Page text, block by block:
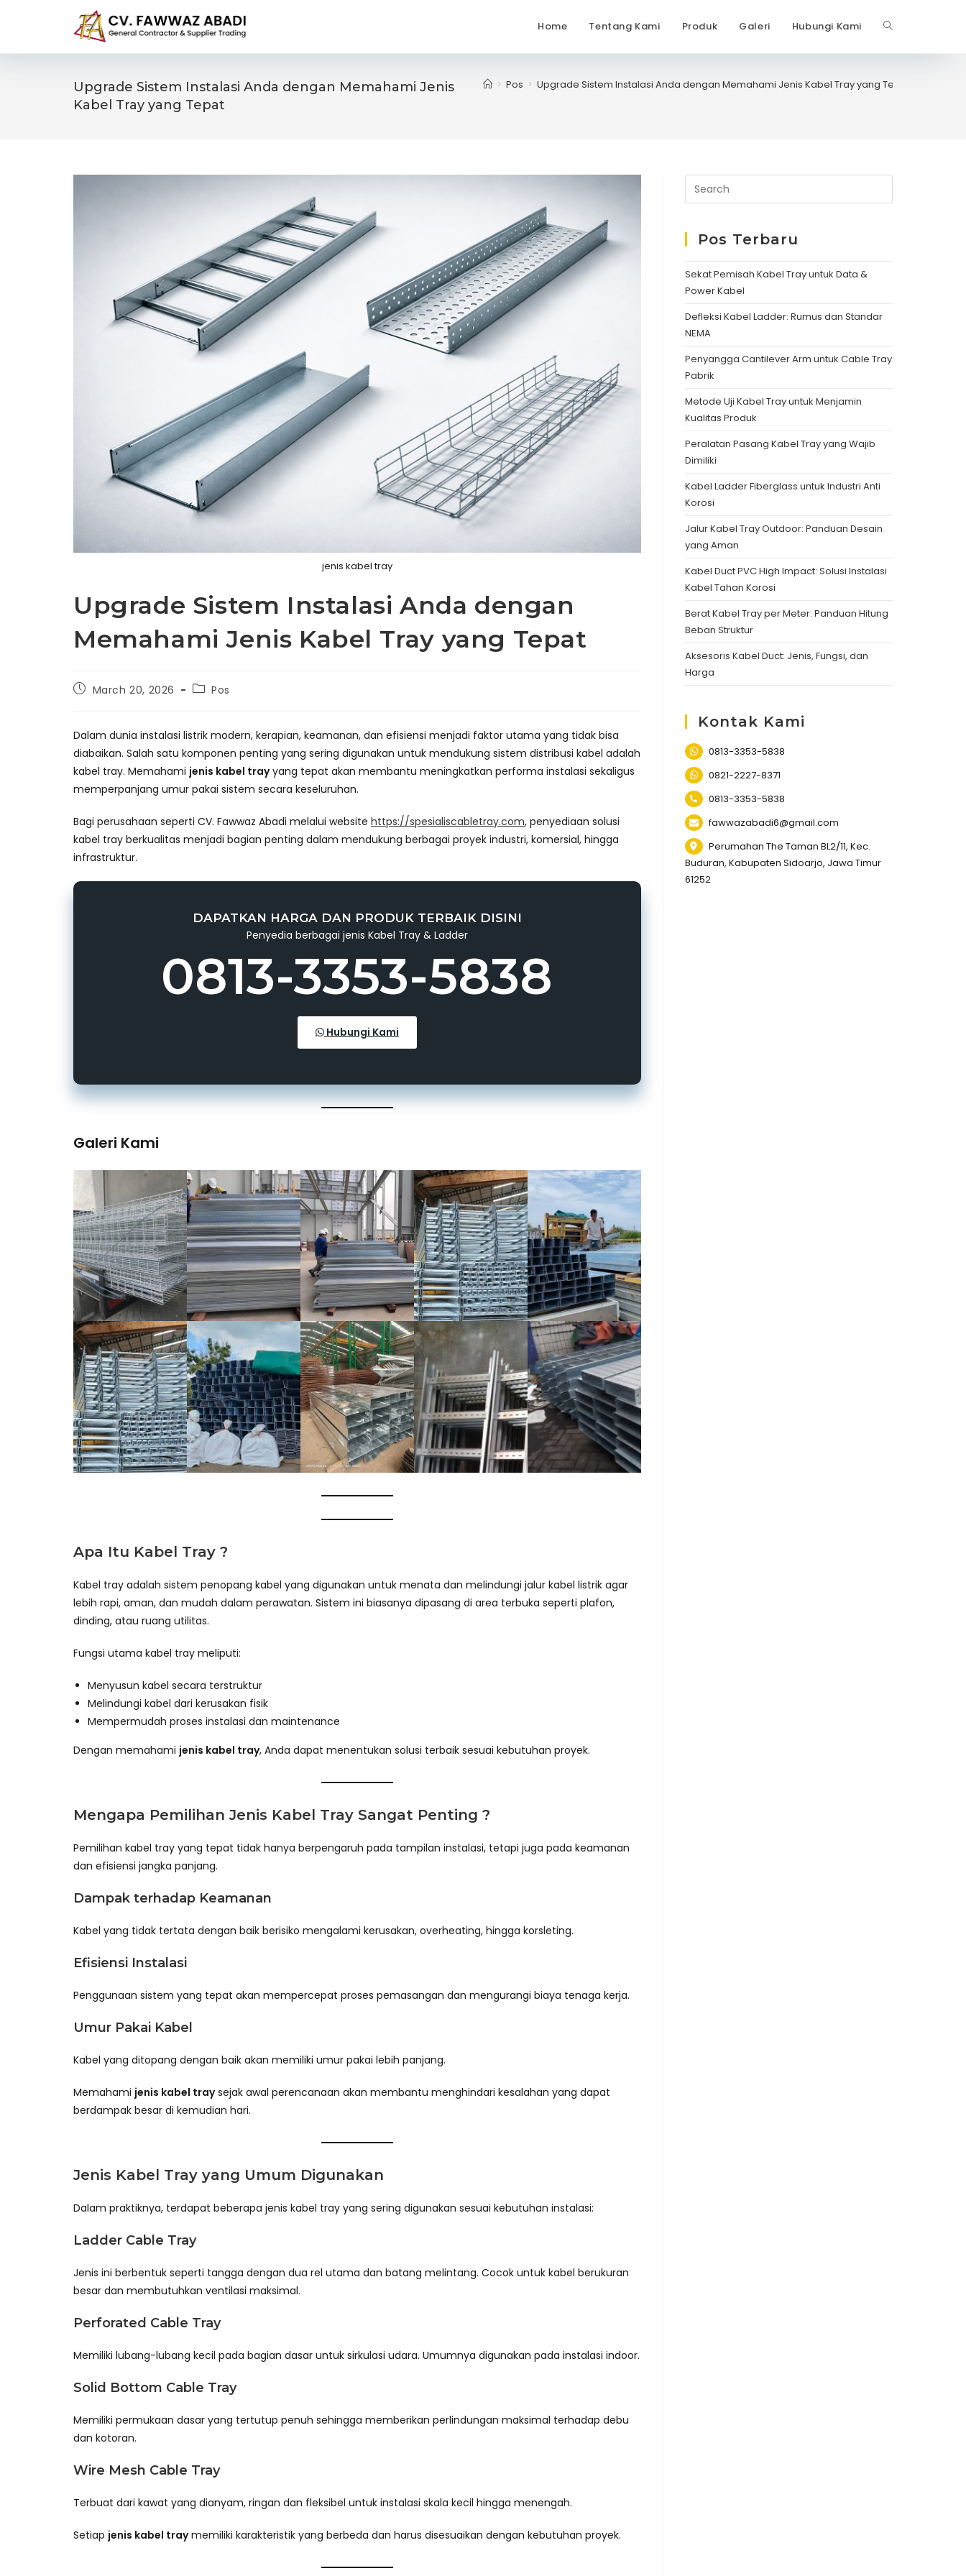
Home Tentang Kami Produk Galeri Hubungi Kami Toggle
website
Upgrade Sistem Instalasi Anda dengan Memahami Jenis
Kabel Tray yang Tepat
> Pos > Upgrade Sistem Instalasi Anda dengan Memahami Jenis Kabel Tray yang Tepat
jenis kabel tray
Upgrade Sistem Instalasi Anda dengan
Memahami Jenis Kabel Tray yang Tepat
PostMarch 20, 2026
PostPos
Dalam dunia instalasi listrik modern, kerapian, keamanan, dan efisiensi menjadi faktor utama yang tidak bisa
diabaikan. Salah satu komponen penting yang sering digunakan untuk mendukung sistem distribusi kabel adalah
kabel tray. Memahami jenis kabel trayyang tepat akan membantu meningkatkan performa instalasi sekaligus
memperpanjang umur pakai sistem secara keseluruhan.
Bagi perusahaan seperti CV. Fawwaz Abadi melalui website https://spesialiscabletray.com, penyediaan solusi
kabel tray berkualitas menjadi bagian penting dalam mendukung berbagai proyek industri, komersial, hingga
infrastruktur.
DAPATKAN HARGA DAN PRODUK TERBAIK DISINI
Penyedia berbagai jenis Kabel Tray & Ladder
0813-3353-5838
Hubungi Kami
Galeri Kami
Apa Itu Kabel Tray ?
Kabel tray adalah sistem penopang kabel yang digunakan untuk menata dan melindungi jalur kabel listrik agar
lebih rapi, aman, dan mudah dalam perawatan. Sistem ini biasanya dipasang di area terbuka seperti plafon,
dinding, atau ruang utilitas.
Fungsi utama kabel tray meliputi:
Menyusun kabel secara terstruktur
Melindungi kabel dari kerusakan fisik
Mempermudah proses instalasi dan maintenance
Dengan memahami jenis kabel tray, Anda dapat menentukan solusi terbaik sesuai kebutuhan proyek.
Mengapa Pemilihan Jenis Kabel Tray Sangat Penting ?
Pemilihan kabel tray yang tepat tidak hanya berpengaruh pada tampilan instalasi, tetapi juga pada keamanan
dan efisiensi jangka panjang.
Dampak terhadap Keamanan
Kabel yang tidak tertata dengan baik berisiko mengalami kerusakan, overheating, hingga korsleting.
Efisiensi Instalasi
Penggunaan sistem yang tepat akan mempercepat proses pemasangan dan mengurangi biaya tenaga kerja.
Umur Pakai Kabel
Kabel yang ditopang dengan baik akan memiliki umur pakai lebih panjang.
Memahami jenis kabel traysejak awal perencanaan akan membantu menghindari kesalahan yang dapat
berdampak besar di kemudian hari.
Jenis Kabel Tray yang Umum Digunakan
Dalam praktiknya, terdapat beberapa jenis kabel tray yang sering digunakan sesuai kebutuhan instalasi:
Ladder Cable Tray
Jenis ini berbentuk seperti tangga dengan dua rel utama dan batang melintang. Cocok untuk kabel berukuran
besar dan membutuhkan ventilasi maksimal.
Perforated Cable Tray
Memiliki lubang-lubang kecil pada bagian dasar untuk sirkulasi udara. Umumnya digunakan pada instalasi indoor.
Solid Bottom Cable Tray
Memiliki permukaan dasar yang tertutup penuh sehingga memberikan perlindungan maksimal terhadap debu
dan kotoran.
Wire Mesh Cable Tray
Terbuat dari kawat yang dianyam, ringan dan fleksibel untuk instalasi skala kecil hingga menengah.
Setiap jenis kabel traymemiliki karakteristik yang berbeda dan harus disesuaikan dengan kebutuhan proyek.
Pos Terbaru
Sekat Pemisah Kabel Tray untuk Data &
Power Kabel
Defleksi Kabel Ladder: Rumus dan Standar
NEMA
Penyangga Cantilever Arm untuk Cable Tray
Pabrik
Metode Uji Kabel Tray untuk Menjamin
Kualitas Produk
Peralatan Pasang Kabel Tray yang Wajib
Dimiliki
Kabel Ladder Fiberglass untuk Industri Anti
Korosi
Jalur Kabel Tray Outdoor: Panduan Desain
yang Aman
Kabel Duct PVC High Impact: Solusi Instalasi
Kabel Tahan Korosi
Berat Kabel Tray per Meter: Panduan Hitung
Beban Struktur
Aksesoris Kabel Duct: Jenis, Fungsi, dan
Harga
Kontak Kami
0813-3353-5838
0821-2227-8371
0813-3353-5838
fawwazabadi6@gmail.com
Perumahan The Taman BL2/11, Kec.
Buduran, Kabupaten Sidoarjo, Jawa Timur
61252